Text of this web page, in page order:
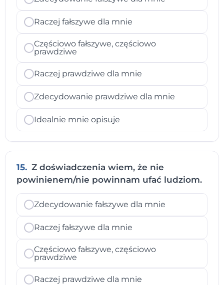
Raczej fałszywe dla mnie
Częściowo fałszywe, częściowo
prawdziwe
Raczej prawdziwe dla mnie
Zdecydowanie prawdziwe dla mnie
Idealnie mnie opisuje
15. Z doświadczenia wiem, że nie
powinienem/nie powinnam ufać ludziom.
Zdecydowanie fałszywe dla mnie
Raczej fałszywe dla mnie
Częściowo fałszywe, częściowo
prawdziwe
Raczej prawdziwe dla mnie